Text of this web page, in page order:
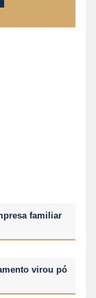
familiar
virou pó